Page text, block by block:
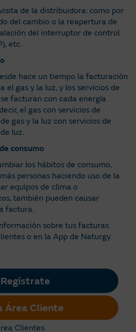
de la distribuidora: como por
del cambio o la reapertura de
del interruptor de control
etc.
hace un tiempo la facturación
el gas y la luz, y los servicios de
facturan con cada energía
el gas con servicios de
gas y la luz con servicios de
luz.
consumo
los hábitos de consumo,
personas haciendo uso de la
equipos de clima o
también pueden causar
factura.
sobre tus facturas
o en la App de Naturgy
Regístrate
Área Cliente
Clientes